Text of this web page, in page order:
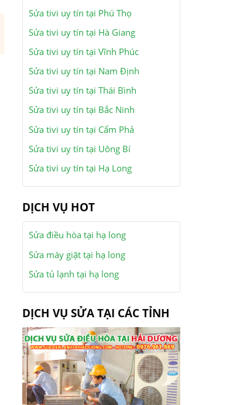
Sửa tivi uy tín tại Phú Thọ
Sửa tivi uy tín tại Hà Giang
Sửa tivi uy tín tại Vĩnh Phúc
Sửa tivi uy tín tại Nam Định
Sửa tivi uy tín tại Thái Bình
Sửa tivi uy tín tại Bắc Ninh
Sửa tivi uy tín tại Cẩm Phả
Sửa tivi uy tín tại Uông Bí
Sửa tivi uy tín tại Hạ Long
DỊCH VỤ HOT
Sửa điều hòa tại hạ long
Sửa máy giặt tại hạ long
Sửa tủ lạnh tại hạ long
DỊCH VỤ SỬA TẠI CÁC TỈNH